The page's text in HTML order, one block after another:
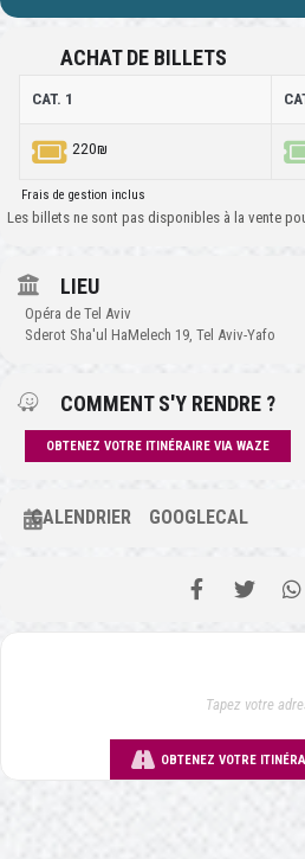
ACHAT DE BILLETS
CAT. 1
220₪
Frais de gestion inclus
Les billets ne sont pas disponibles à la vente
LIEU
Opéra de Tel Aviv
Sderot Sha'ul HaMelech 19, Tel Aviv-Yafo
COMMENT S'Y RENDRE ?
OBTENEZ VOTRE ITINÉRAIRE VIA WAZE
CALENDRIER GOOGLECAL
OBTENEZ VOTRE